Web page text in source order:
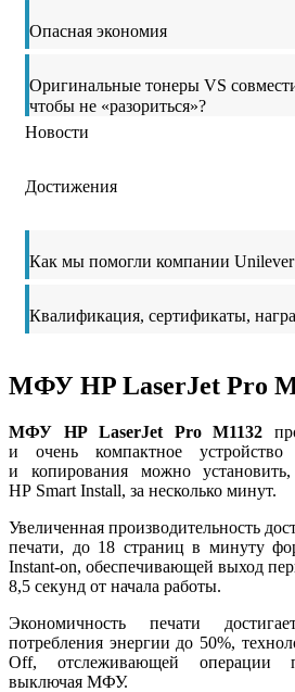
Опасная экономия
Оригинальные тонеры VS
чтобы не «разориться»?
Новости
Достижения
Как мы помогли компании Unilever
Квалификация, сертификаты,
МФУ HP LaserJet Pro
МФУ HP LaserJet Pro M1132
и очень компактное устройство
и копирования можно установить,
HP Smart Install, за несколько минут.
Увеличенная производительность
печати, до 18 страниц в минуту
Instant-on, обеспечивающей выход
8,5 секунд от начала работы.
Экономичность печати
потребления энергии до 50%,
Off, отслеживающей операции
выключая МФУ.